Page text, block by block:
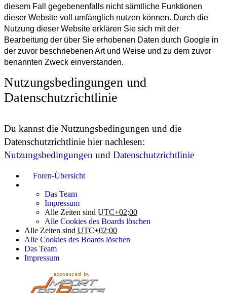
diesem Fall gegebenenfalls nicht sämtliche Funktionen
dieser Website voll umfänglich nutzen können. Durch die
Nutzung dieser Website erklären Sie sich mit der
Bearbeitung der über Sie erhobenen Daten durch Google in
der zuvor beschriebenen Art und Weise und zu dem zuvor
benannten Zweck einverstanden.
Nutzungsbedingungen und
Datenschutzrichtlinie
Du kannst die Nutzungsbedingungen und die
Datenschutzrichtlinie hier nachlesen:
Nutzungsbedingungen und Datenschutzrichtlinie
Foren-Übersicht
Das Team
Impressum
Alle Zeiten sind UTC+02:00
Alle Cookies des Boards löschen
Alle Zeiten sind UTC+02:00
Alle Cookies des Boards löschen
Das Team
Impressum